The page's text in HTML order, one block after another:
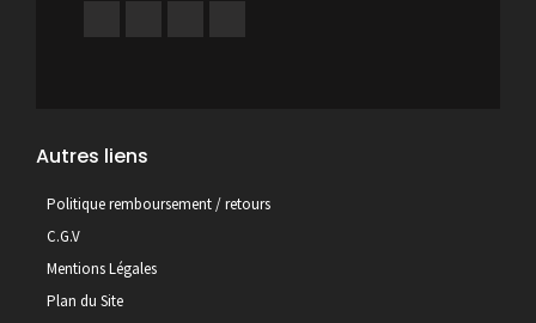
Autres liens
Politique remboursement / retours
C.G.V
Mentions Légales
Plan du Site